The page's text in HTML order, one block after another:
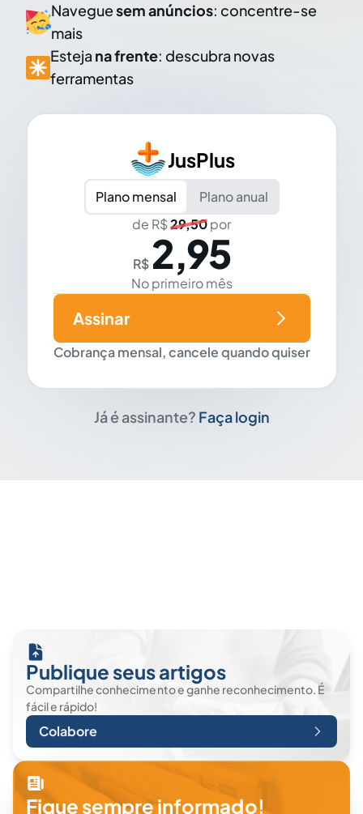
Naveguesem anúncios: concentre-se
mais
Esteja na frente: descubra novas
ferramentas
JusPlus
Plano mensal
Plano anual
de R$29,50por
R$ 2,95
No primeiro mês
Cobrança mensal, cancele quando quiser
Assinar
Já é assinante? Faça login
Publique seus artigos
Compartilhe conhecimento e ganhe reconhecimento. É
fácil e rápido!
Colabore
Fique sempre informado!